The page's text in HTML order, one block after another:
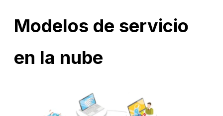
Modelos de servicio
en la nube